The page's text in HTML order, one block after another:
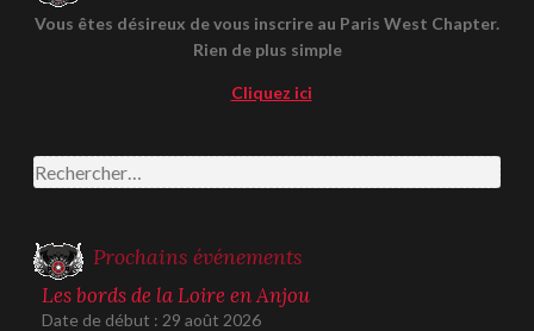
Vous êtes désireux de vous inscrire au Paris West Chapter.
Rien de plus simple
Cliquez ici
Rechercher :
Prochains événements
Les bords de la Loire en Anjou
Date de début : 29 août 2026